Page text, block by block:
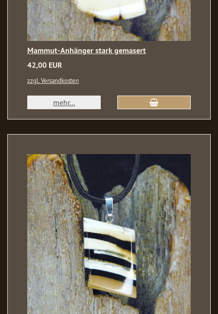
Mammut-Anhänger stark gemasert
42,00 EUR
zzgl. Versandkosten
mehr...